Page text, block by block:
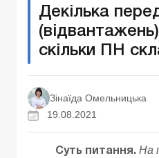
Декілька
скільки ПН
Зінаїда Омельницька
19.08.2021
Суть питання. На